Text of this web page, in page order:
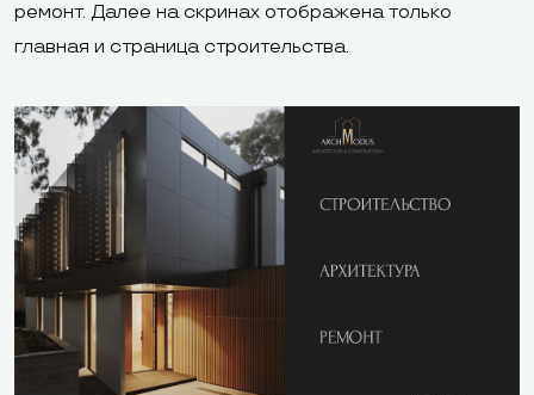
ремонт. Далее на скринах отображена только
главная и страница строительства.